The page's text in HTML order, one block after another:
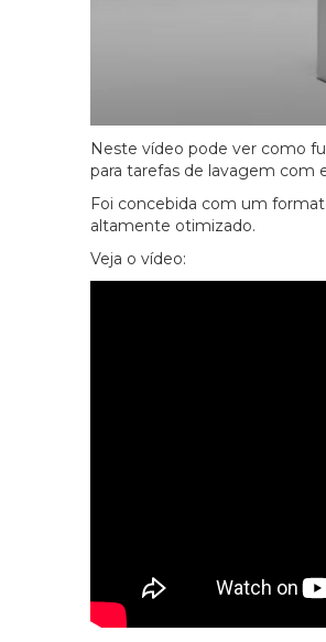
Neste vídeo pode ver como
para tarefas de lavagem com
Foi concebida com um
altamente otimizado.
Veja o vídeo: